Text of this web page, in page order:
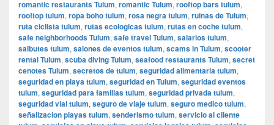
romantic restaurants Tulum, romantic Tulum, rooftop bars tulum,
rooftop tulum, ropa boho tulum, rosa negra tulum, ruinas de Tulum,
ruta ciclista tulum, rutas ecologicas tulum, rutas en coche tulum,
safe neighborhoods Tulum, safe travel Tulum, salarios tulum,
salbutes tulum, salones de eventos tulum, scams in Tulum, scooter
rental Tulum, scuba diving Tulum, seafood restaurants Tulum, secret
cenotes Tulum, secretos de tulum, seguridad alimentaria tulum,
seguridad en playa tulum, seguridad en Tulum, seguridad eventos
tulum, seguridad para familias tulum, seguridad privada tulum,
seguridad vial tulum, seguro de viaje tulum, seguro medico tulum,
señalizacion playas tulum, senderismo tulum, servicio al cliente